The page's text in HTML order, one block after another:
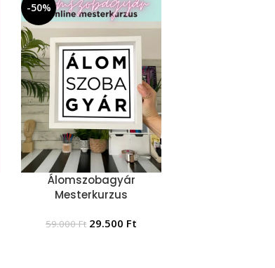
-50%
Álomszobagyár
Mesterkurzus
59.000Ft 29.500 Ft